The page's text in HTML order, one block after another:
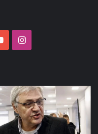
YouTubeInstagram